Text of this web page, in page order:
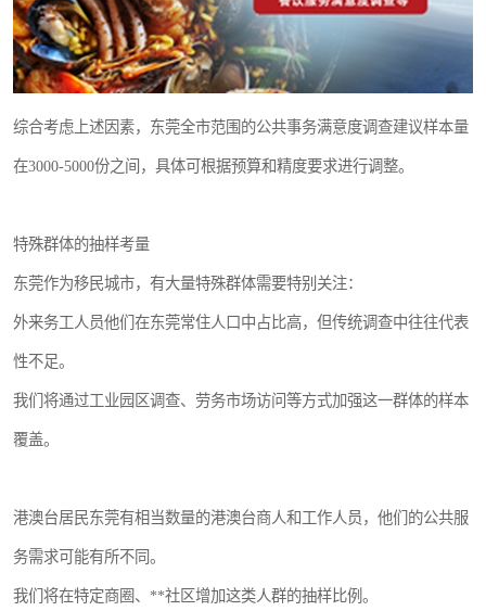
综合考虑上述因素，东莞全市范围的公共事务满意度调查建议样本量
在3000-5000份之间，具体可根据预算和精度要求进行调整。
特殊群体的抽样考量
东莞作为移民城市，有大量特殊群体需要特别关注：
外来务工人员他们在东莞常住人口中占比高，但传统调查中往往代表
性不足。
我们将通过工业园区调查、劳务市场访问等方式加强这一群体的样本
覆盖。
港澳台居民东莞有相当数量的港澳台商人和工作人员，他们的公共服
务需求可能有所不同。
我们将在特定商圈、**社区增加这类人群的抽样比例。